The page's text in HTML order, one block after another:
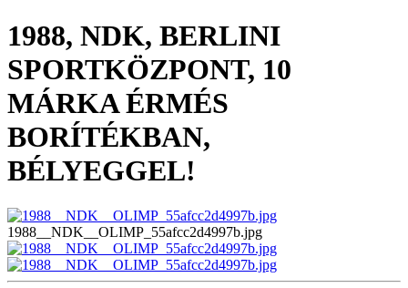
1988, NDK, BERLINI
SPORTKÖZPONT, 10
MÁRKA ÉRMÉS
BORÍTÉKBAN,
BÉLYEGGEL!
1988__NDK__OLIMP_55afcc2d4997b.jpg